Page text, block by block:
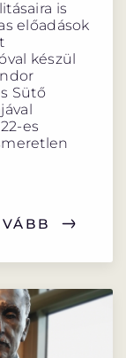
is
előadások
készül
Sütő
es